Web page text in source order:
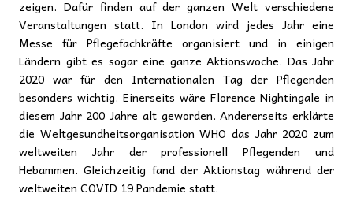
zeigen. Dafür finden auf der ganzen Welt verschiedene
Veranstaltungen statt. In London wird jedes Jahr eine
Messe für Pflegefachkräfte organisiert und in einigen
Ländern gibt es sogar eine ganze Aktionswoche. Das Jahr
2020 war für den Internationalen Tag der Pflegenden
besonders wichtig. Einerseits wäre Florence Nightingale in
diesem Jahr 200 Jahre alt geworden. Andererseits erklärte
die Weltgesundheitsorganisation WHO das Jahr 2020 zum
weltweiten Jahr der professionell Pflegenden und
Hebammen. Gleichzeitig fand der Aktionstag während der
weltweiten COVID 19 Pandemie statt.